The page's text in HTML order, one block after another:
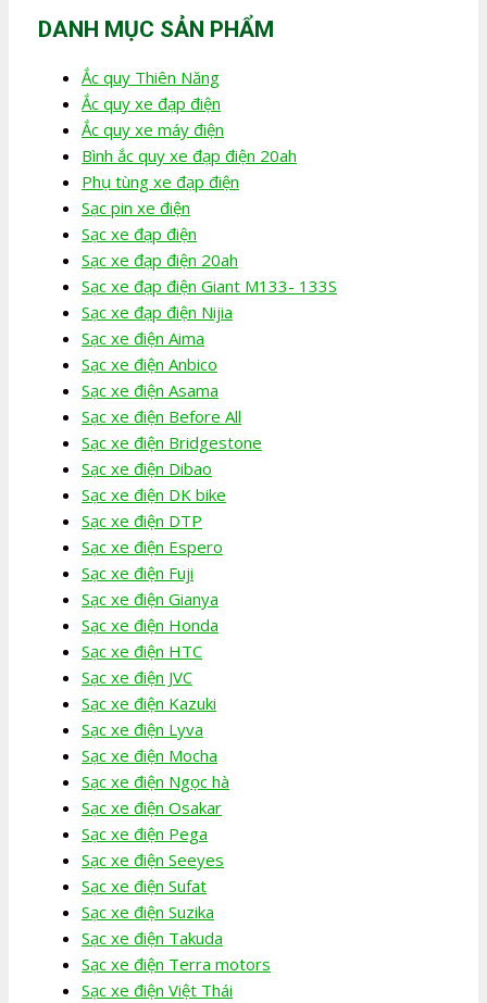
DANH MỤC SẢN PHẨM
Ắc quy Thiên Năng
Ắc quy xe đạp điện
Ắc quy xe máy điện
Bình ắc quy xe đạp điện 20ah
Phụ tùng xe đạp điện
Sạc pin xe điện
Sạc xe đạp điện
Sạc xe đạp điện 20ah
Sạc xe đạp điện Giant M133- 133S
Sạc xe đạp điện Nijia
Sạc xe điện Aima
Sạc xe điện Anbico
Sạc xe điện Asama
Sạc xe điện Before All
Sạc xe điện Bridgestone
Sạc xe điện Dibao
Sạc xe điện DK bike
Sạc xe điện DTP
Sạc xe điện Espero
Sạc xe điện Fuji
Sạc xe điện Gianya
Sạc xe điện Honda
Sạc xe điện HTC
Sạc xe điện JVC
Sạc xe điện Kazuki
Sạc xe điện Lyva
Sạc xe điện Mocha
Sạc xe điện Ngọc hà
Sạc xe điện Osakar
Sạc xe điện Pega
Sạc xe điện Seeyes
Sạc xe điện Sufat
Sạc xe điện Suzika
Sạc xe điện Takuda
Sạc xe điện Terra motors
Sạc xe điện Việt Thái